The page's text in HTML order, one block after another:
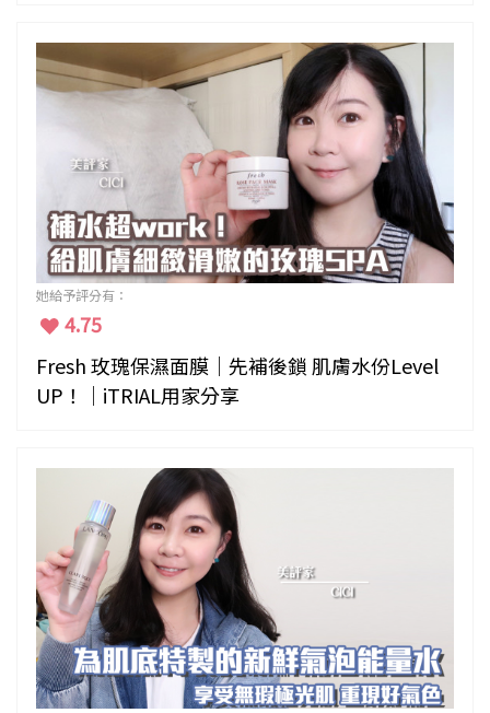
她給予評分有：
4.75
Fresh 玫瑰保濕面膜｜先補後鎖 肌膚水份Level
UP！｜iTRIAL用家分享